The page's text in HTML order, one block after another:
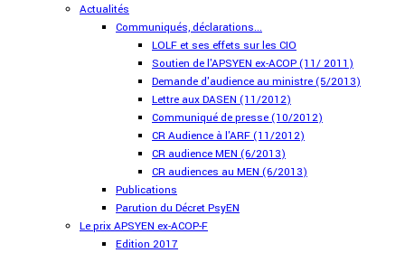
Actualités
Communiqués, déclarations...
LOLF et ses effets sur les CIO
Soutien de l'APSYEN ex-ACOP (11/ 2011)
Demande d'audience au ministre (5/2013)
Lettre aux DASEN (11/2012)
Communiqué de presse (10/2012)
CR Audience à l'ARF (11/2012)
CR audience MEN (6/2013)
CR audiences au MEN (6/2013)
Publications
Parution du Décret PsyEN
Le prix APSYEN ex-ACOP-F
Edition 2017